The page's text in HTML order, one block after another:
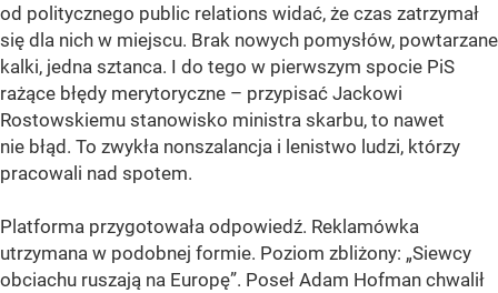
od politycznego public relations widać, że czas zatrzymał
się dla nich w miejscu. Brak nowych pomysłów, powtarzane
kalki, jedna sztanca. I do tego w pierwszym spocie PiS
rażące błędy merytoryczne – przypisać Jackowi
Rostowskiemu stanowisko ministra skarbu, to nawet
nie błąd. To zwykła nonszalancja i lenistwo ludzi, którzy
pracowali nad spotem.
Platforma przygotowała odpowiedź. Reklamówka
utrzymana w podobnej formie. Poziom zbliżony: „Siewcy
obciachu ruszają na Europę”. Poseł Adam Hofman chwalił